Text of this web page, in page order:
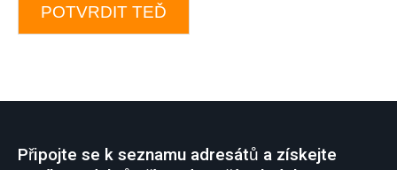
POTVRDIT TEĎ
Připojte se k seznamu adresátů a získejte